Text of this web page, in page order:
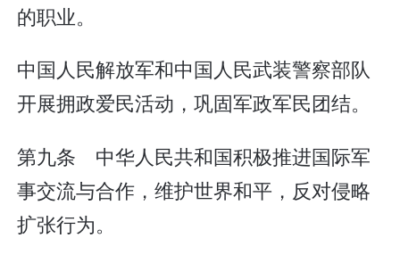
的职业。
中国人民解放军和中国人民武装警察部队
开展拥政爱民活动，巩固军政军民团结。
第九条 中华人民共和国积极推进国际军
事交流与合作，维护世界和平，反对侵略
扩张行为。